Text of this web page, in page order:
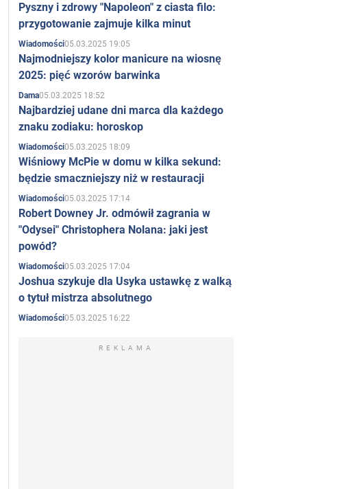
Pyszny i zdrowy "Napoleon" z ciasta filo:
przygotowanie zajmuje kilka minut
Wiadomości05.03.2025 19:05
Najmodniejszy kolor manicure na wiosnę
2025: pięć wzorów barwinka
Dama05.03.2025 18:52
Najbardziej udane dni marca dla każdego
znaku zodiaku: horoskop
Wiadomości05.03.2025 18:09
Wiśniowy McPie w domu w kilka sekund:
będzie smaczniejszy niż w restauracji
Wiadomości05.03.2025 17:14
Robert Downey Jr. odmówił zagrania w
"Odysei" Christophera Nolana: jaki jest
powód?
Wiadomości05.03.2025 17:04
Joshua szykuje dla Usyka ustawkę z walką
o tytuł mistrza absolutnego
Wiadomości05.03.2025 16:22
REKLAMA